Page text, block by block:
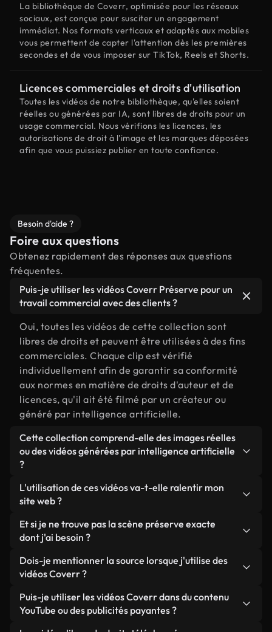
La bibliothèque de Coverr, optimisée pour les réseaux
sociaux, est conçue pour susciter un engagement
immédiat. Nos formats verticaux et adaptés aux mobiles
vous permettent de capter l'attention dès les premières
secondes et de vous imposer sur TikTok, Reels et Shorts.
Licences commerciales et droits d'utilisation
Toutes les vidéos de notre bibliothèque, qu'elles soient
réelles ou générées par IA, sont libres de droits pour un
usage commercial. Nous vérifions les licences, les
autorisations de droit à l'image et les marques déposées
afin que vous puissiez publier en toute confiance.
Besoin d'aide ?
Foire aux questions
Obtenez rapidement des réponses aux questions
fréquentes.
Puis-je utiliser les vidéos Coverr Préserve pour un
travail commercial avec des clients ?
Oui, toutes les vidéos de cette collection sont
libres de droits et peuvent être utilisées à des fins
commerciales. Chaque clip est vérifié
individuellement afin de garantir sa conformité
aux normes en matière de droits d'auteur et de
licences, qu'il ait été filmé par un créateur ou
généré par intelligence artificielle.
Cette collection comprend-elle des images réelles
ou des vidéos générées par intelligence artificielle
?
Les deux. Il s'agit d'une bibliothèque hybride
composée de véritables images filmées par des
générées par IA. Chaque vidéo est clairement
identifiée afin que vous sachiez toujours ce que
vous utilisez.
L'utilisation de ces vidéos va-t-elle ralentir mon
site web ?
Sauf si vous choisissez nos versions optimisées.
Nous proposons des formats légers, prêts pour le
ils conservent une qualité élevée tout en
minimisant les temps de chargement et en
améliorant des indicateurs comme le LCP.
Et si je ne trouve pas la scène préserve exacte
dont j'ai besoin ?
Vous pouvez en créer une instantanément avec
Coverr AI Studio. Il vous suffit de décrire la scène,
Studio générera en quelques secondes une vidéo
personnalisée conforme à nos normes de licence.
Dois-je mentionner la source lorsque j'utilise des
vidéos Coverr ?
Aucune attribution n'est requise. Toutes les vidéos
de notre bibliothèque sont libres de droits et
Puis-je utiliser les vidéos Coverr dans du contenu
YouTube ou des publicités payantes ?
Oui. Toutes les séquences vidéo de Coverr peuvent